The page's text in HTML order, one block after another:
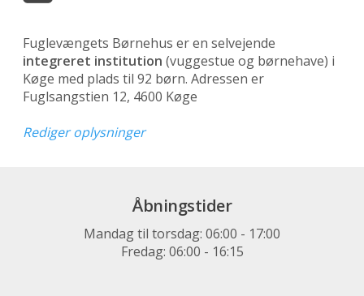
Fuglevængets Børnehus er en selvejende
integreret institution (vuggestue og børnehave) i
Køge med plads til 92 børn. Adressen er
Fuglsangstien 12, 4600 Køge
Rediger oplysninger
Åbningstider
Mandag til torsdag: 06:00 - 17:00
Fredag: 06:00 - 16:15